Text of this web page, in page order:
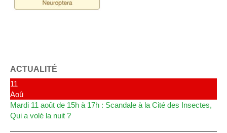
ACTUALITÉ
11
Aoû
Mardi 11 août de 15h à 17h : Scandale à la Cité des Insectes,
Qui a volé la nuit ?